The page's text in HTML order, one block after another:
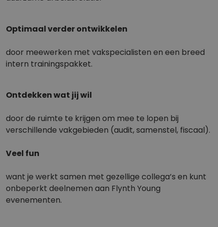
Optimaal verder ontwikkelen
door meewerken met vakspecialisten en een breed
intern trainingspakket.
Ontdekken wat jij wil
door de ruimte te krijgen om mee te lopen bij
verschillende vakgebieden (audit, samenstel, fiscaal).
Veel fun
want je werkt samen met gezellige collega’s en kunt
onbeperkt deelnemen aan Flynth Young
evenementen.